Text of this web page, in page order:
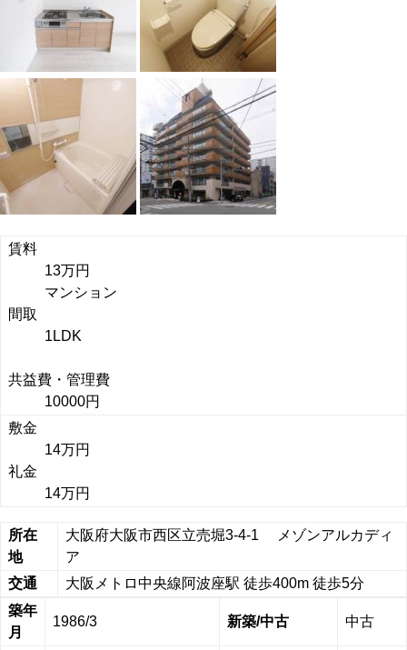
賃料
13万円
マンション
間取
1LDK
共益費・管理費
10000円
敷金
14万円
礼金
14万円
所在
地
大阪府大阪市西区立売堀3-4-1 メゾンアルカディ
ア
交通
大阪メトロ中央線阿波座駅 徒歩400m 徒歩5分
築年
月
1986/3 新築/中古 中古